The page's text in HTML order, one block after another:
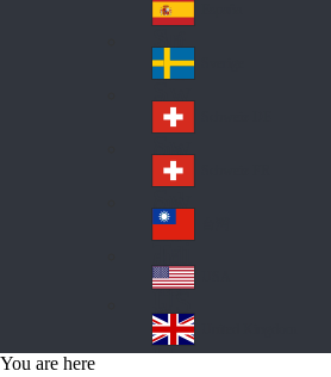
uth
Af
ric
a
Sp
ain
Sw
ed
en
Sw
itz
erl
an
d
Sw
itz
erl
an
d
wa
n
A
Un
You are here